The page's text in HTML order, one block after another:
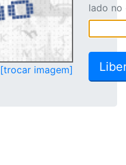
[trocar imagem]
lado no